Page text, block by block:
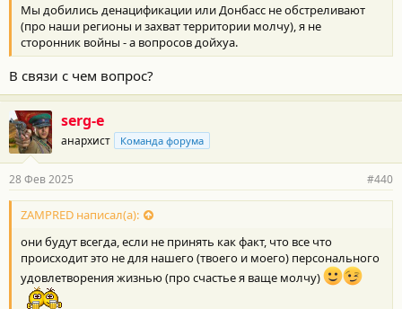
Мы добились денацификации или Донбасс не обстреливают
(про наши регионы и захват территории молчу), я не
сторонник войны - а вопросов дойхуа.
В связи с чем вопрос?
serg-e
анархист Команда форума
28 Фев 2025 #440
ZAMPRED написал(а):
они будут всегда, если не принять как факт, что все что
происходит это не для нашего (твоего и моего) персонального
удовлетворения жизнью (про счастье я ваще молчу)